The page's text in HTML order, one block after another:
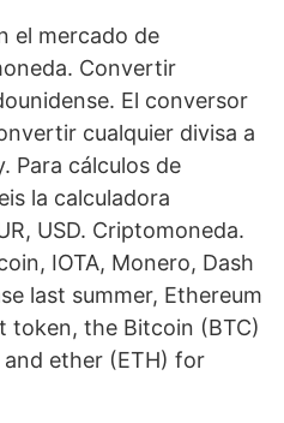
el mercado de
Convertir
El conversor
cualquier divisa a
Para cálculos de
la calculadora
USD. Criptomoneda.
IOTA, Monero, Dash
last summer, Ethereum
token, the Bitcoin (BTC)
ether (ETH) for